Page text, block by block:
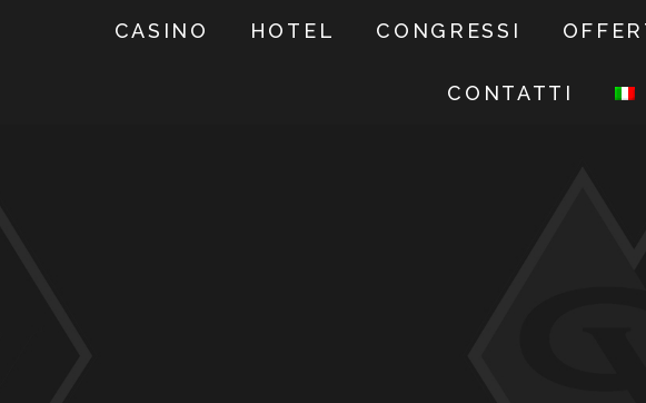
CASINO HOTEL CONGRESSI
CONTATTI